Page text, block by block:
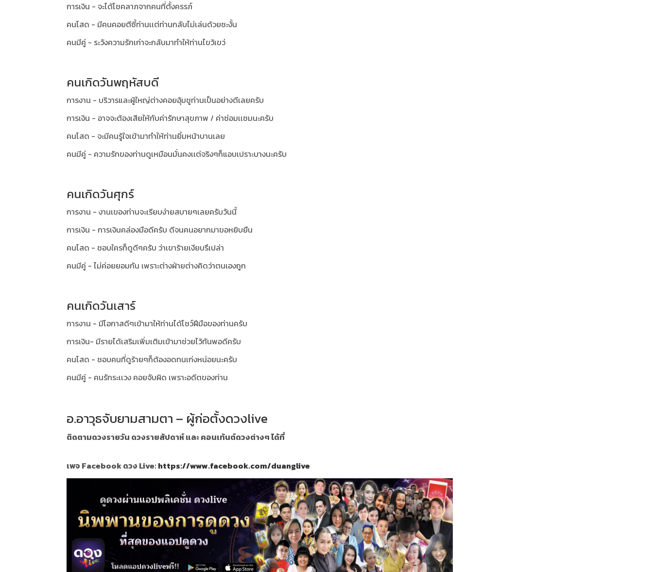
การเงิน - จะได้โชคลาภจากคนที่ตั้งครรภ์
คนโสด - มีคนคอยตีซี้ท่านเเต่ท่านกลับไม่เล่นด้วยซะงั้น
คนมีคู่ - ระวังความรักเก่าจะกลับมาทำให้ท่านไขว้เขว่
คนเกิดวันพฤหัสบดี
การงาน - บริวารและผู้ใหญ่ต่างคอยอุ้มชูท่านเป็นอย่างดีเลยครับ
การเงิน - อาจจะต้องเสียให้กับค่ารักษาสุขภาพ / ค่าซ่อมเเซมนะครับ
คนโสด - จะมีคนรู้ใจเข้ามาทำให้ท่านยิ้มหน้าบานเลย
คนมีคู่ - ความรักของท่านดูเหมือนมั่นคงเเต่จริงๆก็แอบเปราะบางนะครับ
คนเกิดวันศุกร์
การงาน - งานเของท่านจะเรียบง่ายสบายๆเลยครับวันนี้
การเงิน - การเงินคล่องมือดีครับ ดีจนคนอยากมาขอหยิบยืน
คนโสด - ชอบใครก็ดูดีๆครับ ว่าเขาร้ายเงียบรึเปล่า
คนมีคู่ - ไม่ค่อยยอมกัน เพราะต่างฝ่ายต่างคิดว่าตนเองถูก
คนเกิดวันเสาร์
การงาน - มีโอกาสดีๆเข้ามาให้ท่านได้โชว์ฝีมือของท่านครับ
การเงิน- มีรายได้เสริมเพิ่มเติมเข้ามาช่วยไว้ทันพอดีครับ
คนโสด - ชอบคนที่ดูร้ายๆก็ต้องอดทนเก่งหน่อยนะครับ
คนมีคู่ - คนรักระเเวง คอยจับผิด เพราะอดีตของท่าน
อ.อาวุธจับยามสามตา – ผู้ก่อตั้งดวงlive
ติดตามดวงรายวัน ดวงรายสัปดาห์ และ คอนเท้นต์ดวงต่างๆ ได้ที่
เพจ Facebook ดวง Live:https://www.facebook.com/duanglive